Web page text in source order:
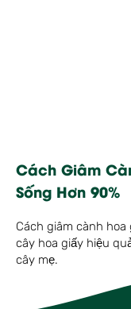
Cách Giâm
Sống Hơn 90%
Cách giâm cành
cây hoa giấy hiệu
cây mẹ.